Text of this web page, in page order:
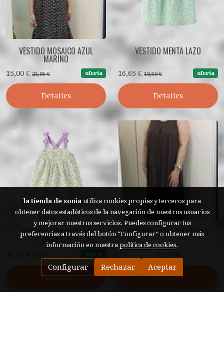
VESTIDO MOSAICO AZUL
MARINO
15,00 € 21,95 € oferta
Detalles
VESTIDO MENTA LAZO
16,65 € 18,50 € oferta
Detalles
VESTIDO MARGARITAS
TIRANTES
Detalles
VESTIDO LISO SISA CHOCO
Detalles
la tienda de soniautiliza cookies propias y terceros para
obtener datos estadísticos de la navegación de nuestros usuarios
y mejorar nuestros servicios. Puedes configurar tus
preferencias a través del botón “Configurar” o obtener más
información en nuestra política de cookies.
Configurar Rechazar Aceptar